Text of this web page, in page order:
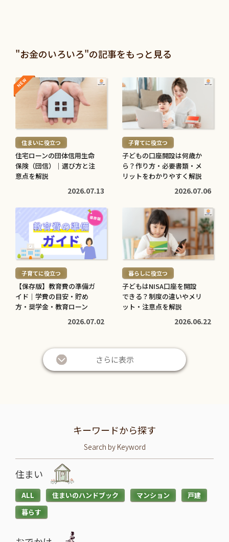
"お金のいろいろ"の記事をもっと見る
続
き
む
>
NEW
NEW
住まいに役立つ
住宅ローンの団体信用生命
保険（団信）｜選び方と注
意点を解説
2026.07.13
続
き
を
読
む
> 子育てに役立つ
子どもの口座開設は何歳か
ら？作り方・必要書類・メ
リットをわかりやすく解説
2026.07.06
を
読
む
> 子育てに役立つ
【保存版】教育費の準備ガ
イド｜学費の目安・貯め
方・奨学金・教育ローン
2026.07.02
を
読
む
> 暮らしに役立つ
子どもはNISA口座を開設
できる？制度の違いやメリ
ット・注意点を解説
2026.06.22
さらに表示
キーワードから探す
Search by Keyword
住まい
ALL 住まいのハンドブック マンション
戸建
暮らす